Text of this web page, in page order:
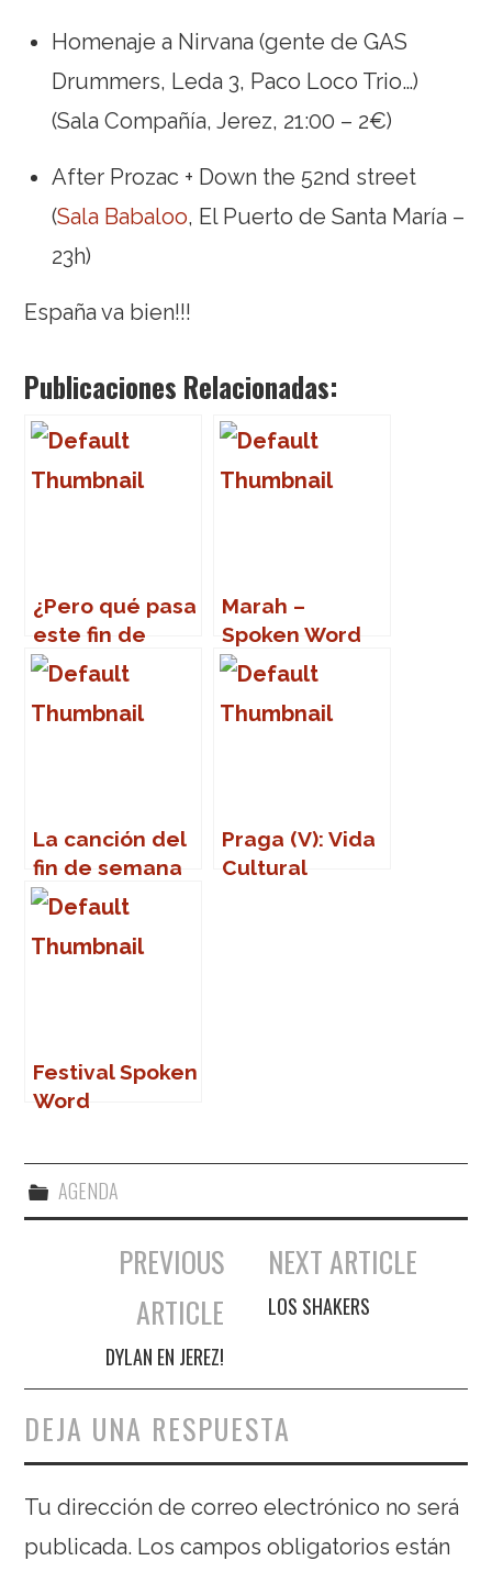
Homenaje a Nirvana (gente de GAS
Drummers, Leda 3, Paco Loco Trio…)
(Sala Compañía, Jerez, 21:00 – 2€)
After Prozac + Down the 52nd street
(Sala Babaloo, El Puerto de Santa María –
23h)
España va bien!!!
Publicaciones Relacionadas:
¿Pero qué pasa
este fin de
semana en
Marah –
Spoken Word
La canción del
fin de semana
Praga (V): Vida
Cultural
Festival Spoken
Word
AGENDA
Navegación de entradas
PREVIOUS
ARTICLE
DYLAN EN JEREZ!
NEXT ARTICLE
LOS SHAKERS
DEJA UNA RESPUESTA
Tu dirección de correo electrónico no será
publicada. Los campos obligatorios están